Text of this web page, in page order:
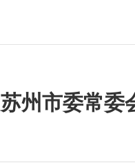
苏州市委常委